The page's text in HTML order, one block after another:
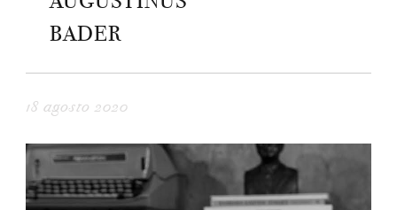
BADER
18 agosto 2020